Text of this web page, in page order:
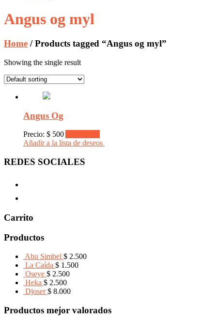
Angus og myl
Home / Products tagged “Angus og myl”
Showing the single result
Angus Og
Precio: $ 500
Añadir a la lista de deseos
REDES SOCIALES
Carrito
Productos
Abu Simbel $ 2.500
La Caída $ 1.500
Oseye $ 2.500
Heka $ 2.500
Djoser $ 8.000
Productos mejor valorados